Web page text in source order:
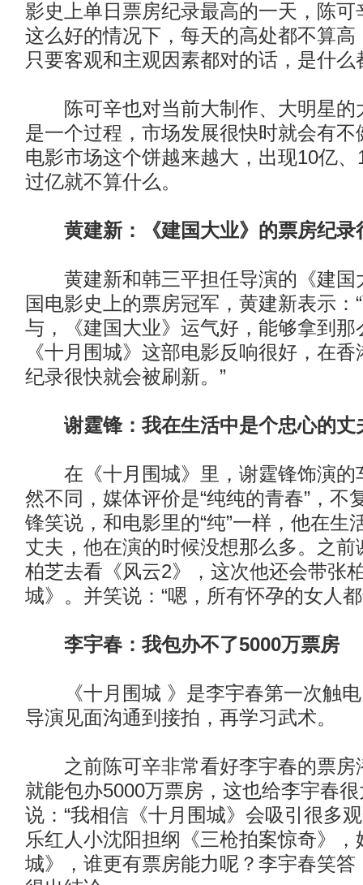
影史上单日票房纪录最高的一天，陈可
这么好的情况下，每天的高处都不算高
只要客观和主观因素都对的话，是什么
陈可辛也对当前大制作、大明星的
是一个过程，市场发展很快时就会有不
电影市场这个饼越来越大，出现10亿
过亿就不算什么。
黄建新：《建国大业》的票房纪录
黄建新和韩三平担任导演的《建国
国电影史上的票房冠军，黄建新表示：
与，《建国大业》运气好，能够拿到那
《十月围城》这部电影反响很好，在
纪录很快就会被刷新。”
谢霆锋：我在生活中是个忠心的丈
在《十月围城》里，谢霆锋饰演的
然不同，媒体评价是“纯纯的青春”，不
锋笑说，和电影里的“纯”一样，他在生
丈夫，他在演的时候没想那么多。之前
柏芝去看《风云2》，这次他还会带张
城》。并笑说：“嗯，所有怀孕的女人
李宇春：我包办不了5000万票房
《十月围城 》是李宇春第一次触电
导演见面沟通到接拍，再学习武术。
之前陈可辛非常看好李宇春的票房
就能包办5000万票房，这也给李宇春
说：“我相信《十月围城》会吸引很多
乐红人小沈阳担纲《三枪拍案惊奇》，
城》，谁更有票房能力呢？李宇春笑答